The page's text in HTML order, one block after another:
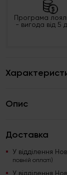
Програма
- вигода від 5
Опис
Доставка
У відділення
повній оплаті)
У відділення